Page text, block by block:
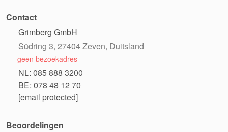
Contact
Grimberg GmbH
Südring 3, 27404 Zeven, Duitsland
geen bezoekadres
NL: 085 888 3200
BE: 078 48 12 70
[email protected]
Beoordelingen